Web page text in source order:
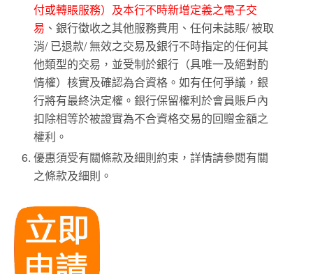
付或轉賬服務）及本行不時新增定義之電子交
易 、銀行徵收之其他服務費用、任何未誌賬/ 被取
消/ 已退款/ 無效之交易及銀行不時指定的任何其
他類型的交易，並受制於銀行（具唯一及絕對酌
情權）核實及確認為合資格。如有任何爭議，銀
行將有最終決定權。銀行保留權利於會員賬戶內
扣除相等於被證實為不合資格交易的回贈金額之
權利。
優惠須受有關條款及細則約束，詳情請參閱有關
之條款及細則。